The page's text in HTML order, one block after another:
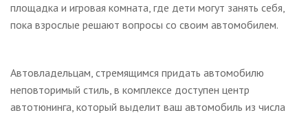
площадка и игровая комната, где дети могут занять себя,
пока взрослые решают вопросы со своим автомобилем.
Автовладельцам, стремящимся придать автомобилю
неповторимый стиль, в комплексе доступен центр
автотюнинга, который выделит ваш автомобиль из числа